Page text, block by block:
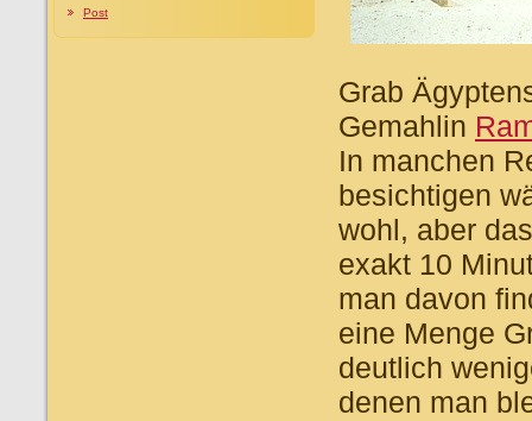
Grab
Gemahlin
In manchen
besichtigen
wohl, aber
exakt 10
man davon
eine Menge
deutlich
denen man
Post